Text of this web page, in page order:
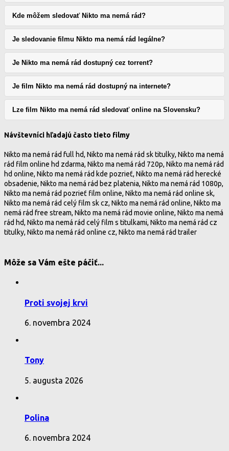
Kde môžem sledovať Nikto ma nemá rád?
Je sledovanie filmu Nikto ma nemá rád legálne?
Je Nikto ma nemá rád dostupný cez torrent?
Je film Nikto ma nemá rád dostupný na internete?
Lze film Nikto ma nemá rád sledovať online na Slovensku?
Návštevníci hľadajú často tieto filmy
Nikto ma nemá rád full hd, Nikto ma nemá rád sk titulky, Nikto ma nemá
rád film online hd zdarma, Nikto ma nemá rád 720p, Nikto ma nemá rád
hd online, Nikto ma nemá rád kde pozrieť, Nikto ma nemá rád herecké
obsadenie, Nikto ma nemá rád bez platenia, Nikto ma nemá rád 1080p,
Nikto ma nemá rád pozrieť film online, Nikto ma nemá rád online sk,
Nikto ma nemá rád celý film sk cz, Nikto ma nemá rád online, Nikto ma
nemá rád free stream, Nikto ma nemá rád movie online, Nikto ma nemá
rád hd, Nikto ma nemá rád celý film s titulkami, Nikto ma nemá rád cz
titulky, Nikto ma nemá rád online cz, Nikto ma nemá rád trailer
Môže sa Vám ešte páčiť...
Proti svojej krvi
6. novembra 2024
Tony
5. augusta 2026
Polina
6. novembra 2024